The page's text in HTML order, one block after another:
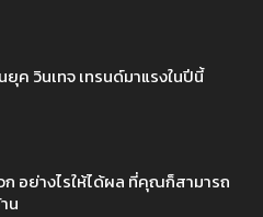
ค วินเทจ เทรนด์มาแรงในปีนี้
อย่างไรให้ได้ผล ที่คุณก็สามารถ
น